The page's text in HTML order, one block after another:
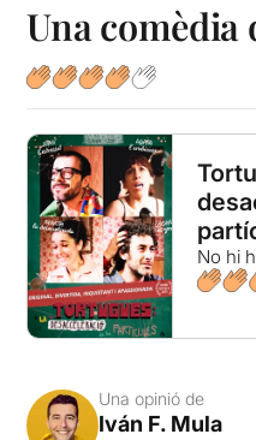
Una comèdia
No hi
Una opinió de
Iván F. Mula